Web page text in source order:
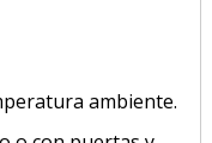
ambiente.